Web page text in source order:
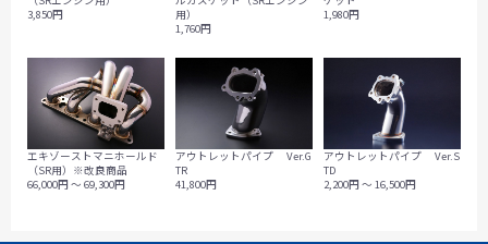
3,850円
用）
1,760円
1,980円
エキゾーストマニホールド
（SR用）※改良商品
66,000円 ～ 69,300円
アウトレットパイプ Ver.G
TR
41,800円
アウトレットパイプ Ver.S
TD
2,200円 ～ 16,500円